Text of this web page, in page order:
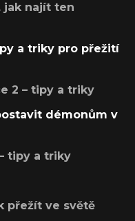
jak najít ten
a triky pro přežití
2 – tipy a triky
démonům v
tipy a triky
přežít ve světě